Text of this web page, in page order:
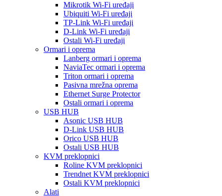
Mikrotik Wi-Fi uređaji
Ubiquiti Wi-Fi uređaji
TP-Link Wi-Fi uređaji
D-Link Wi-Fi uređaji
Ostali Wi-Fi uređaji
Ormari i oprema
Lanberg ormari i oprema
NaviaTec ormari i oprema
Triton ormari i oprema
Pasivna mrežna oprema
Ethernet Surge Protector
Ostali ormari i oprema
USB HUB
Asonic USB HUB
D-Link USB HUB
Orico USB HUB
Ostali USB HUB
KVM preklopnici
Roline KVM preklopnici
Trendnet KVM preklopnici
Ostali KVM preklopnici
Alati